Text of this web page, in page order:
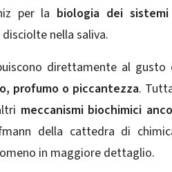
per la biologia dei
nella saliva.
direttamente al
profumo o piccantezza.
meccanismi biochimici
della cattedra di
in maggiore dettaglio.